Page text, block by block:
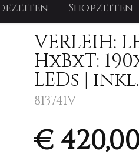
Shopzeiten
VERLEIH:
HxBxT:
LEDs |
813741V
€